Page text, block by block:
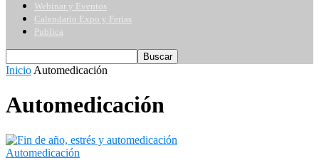
Webinar y Eventos
Calendario Expo y Ferias
Publica
Inicio Automedicación
Automedicación
Automedicación